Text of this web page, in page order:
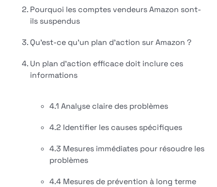
Pourquoi les comptes vendeurs Amazon sont-
ils suspendus
Qu'est-ce qu'un plan d'action sur Amazon ?
Un plan d'action efficace doit inclure ces
informations
4.1 Analyse claire des problèmes
4.2 Identifier les causes spécifiques
4.3 Mesures immédiates pour résoudre les
problèmes
4.4 Mesures de prévention à long terme